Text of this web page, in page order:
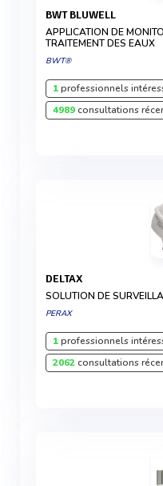
BWT BLUWELL
APPLICATION DE
TRAITEMENT DES EAUX
BWT®
1professionnels
4989consultations
DELTAX
SOLUTION DE
PERAX
1professionnels
2062consultations